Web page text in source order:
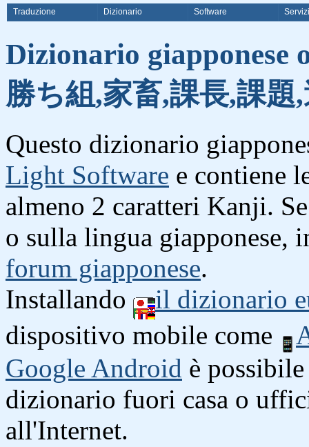
Traduzione Dizionario Software Servizi
Dizionario giapponese
勝ち組,家畜,課長,課
Questo dizionario
Light Software e contiene
almeno 2 caratteri Kanji.
o sulla lingua giapponese,
forum giapponese.
Installando
il dizionario
dispositivo mobile come
Google Android è
dizionario fuori casa o
all'Internet.